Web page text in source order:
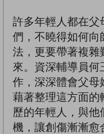
許多年輕人都在父
們，不曉得如何向
法，更要帶著複雜
來。資深輔導員何
作，深深體會父母
藉著整理這方面的
歷的年輕人，與
機，讓創傷漸漸愈